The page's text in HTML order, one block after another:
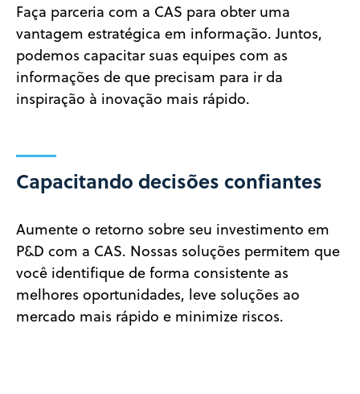
Faça parceria com a CAS para obter uma
vantagem estratégica em informação. Juntos,
podemos capacitar suas equipes com as
informações de que precisam para ir da
inspiração à inovação mais rápido.
Capacitando decisões confiantes
Aumente o retorno sobre seu investimento em
P&D com a CAS. Nossas soluções permitem que
você identifique de forma consistente as
melhores oportunidades, leve soluções ao
mercado mais rápido e minimize riscos.